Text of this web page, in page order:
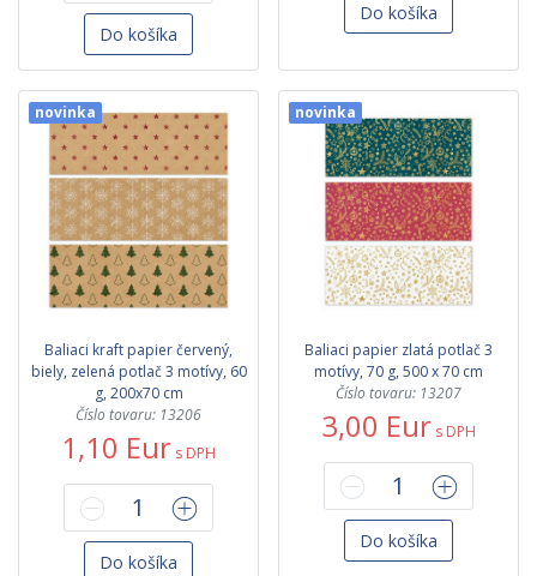
Do košíka
Do košíka
novinka
Baliaci kraft papier červený,
biely, zelená potlač 3 motívy, 60
g, 200x70 cm
Číslo tovaru: 13206
1,10 Eur s DPH
Do košíka
novinka
Baliaci papier zlatá potlač 3
motívy, 70 g, 500 x 70 cm
Číslo tovaru: 13207
3,00 Eur s DPH
Do košíka